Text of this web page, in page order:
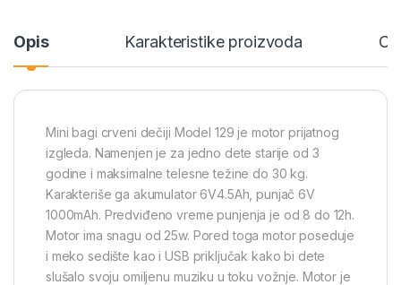
Opis Karakteristike proizvoda
Mini bagi crveni dečiji Model 129 je motor prijatnog
izgleda. Namenjen je za jedno dete starije od 3
godine i maksimalne telesne težine do 30 kg.
Karakteriše ga akumulator 6V4.5Ah, punjač 6V
1000mAh. Predviđeno vreme punjenja je od 8 do 12h.
Motor ima snagu od 25w. Pored toga motor poseduje
i meko sedište kao i USB priključak kako bi dete
slušalo svoju omiljenu muziku u toku vožnje. Motor je